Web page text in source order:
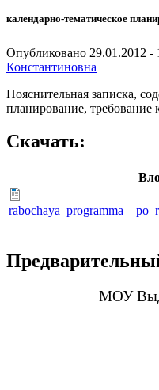
календарно-тематическое
Опубликовано 29.01.2012 -
Константиновна
Пояснительная записка,
планирование, требование
Скачать:
МОУ